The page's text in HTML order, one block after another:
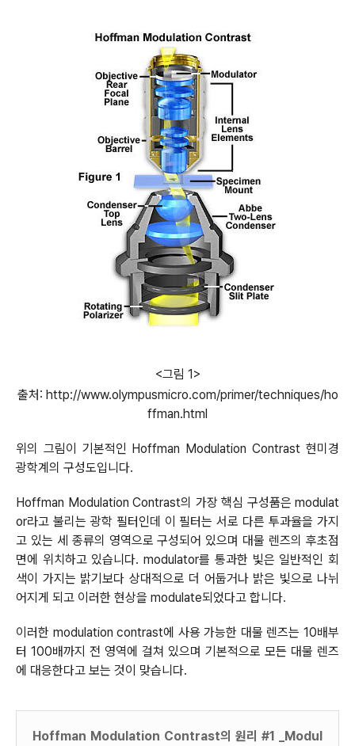
<그림 1>
출처: http://www.olympusmicro.com/primer/techniques/ho
ffman.html
위의 그림이 기본적인 Hoffman Modulation Contrast 현미경
광학계의 구성도입니다.
Hoffman Modulation Contrast의 가장 핵심 구성품은 modulat
or라고 불리는 광학 필터인데 이 필터는 서로 다른 투과율을 가지
고 있는 세 종류의 영역으로 구성되어 있으며 대물 렌즈의 후초점
면에 위치하고 있습니다. modulator를 통과한 빛은 일반적인 회
색이 가지는 밝기보다 상대적으로 더 어둡거나 밝은 빛으로 나뉘
어지게 되고 이러한 현상을 modulate되었다고 합니다.
이러한 modulation contrast에 사용 가능한 대물 렌즈는 10배부
터 100배까지 전 영역에 걸쳐 있으며 기본적으로 모든 대물 렌즈
에 대응한다고 보는 것이 맞습니다.
Hoffman Modulation Contrast의 원리 #1 _Modul